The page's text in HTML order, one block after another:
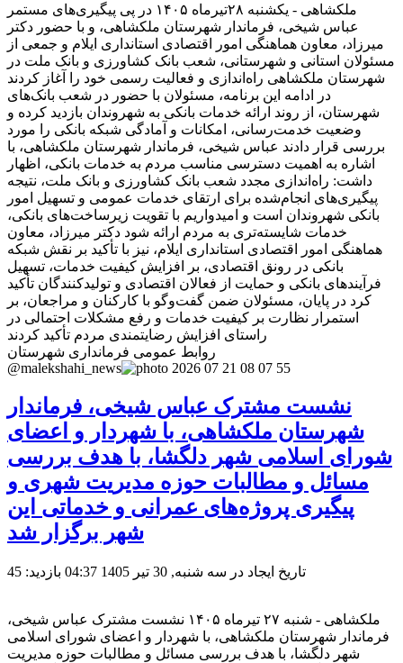
ملکشاهی - یکشنبه ۲۸تیرماه ۱۴۰۵ در پی پیگیری‌های مستمر
عباس شیخی، فرماندار شهرستان ملکشاهی، و با حضور دکتر
میرزاد، معاون هماهنگی امور اقتصادی استانداری ایلام و جمعی از
مسئولان استانی و شهرستانی، شعب بانک کشاورزی و بانک ملت در
شهرستان ملکشاهی راه‌اندازی و فعالیت رسمی خود را آغاز کردند
در ادامه این برنامه، مسئولان با حضور در شعب بانک‌های
شهرستان، از روند ارائه خدمات بانکی به شهروندان بازدید کرده و
وضعیت خدمت‌رسانی، امکانات و آمادگی شبکه بانکی را مورد
بررسی قرار دادند عباس شیخی، فرماندار شهرستان ملکشاهی، با
اشاره به اهمیت دسترسی مناسب مردم به خدمات بانکی، اظهار
داشت: راه‌اندازی مجدد شعب بانک کشاورزی و بانک ملت، نتیجه
پیگیری‌های انجام‌شده برای ارتقای خدمات عمومی و تسهیل امور
بانکی شهروندان است و امیدواریم با تقویت زیرساخت‌های بانکی،
خدمات شایسته‌تری به مردم ارائه شود دکتر میرزاد، معاون
هماهنگی امور اقتصادی استانداری ایلام، نیز با تأکید بر نقش شبکه
بانکی در رونق اقتصادی، بر افزایش کیفیت خدمات، تسهیل
فرآیندهای بانکی و حمایت از فعالان اقتصادی و تولیدکنندگان تأکید
کرد در پایان، مسئولان ضمن گفت‌وگو با کارکنان و مراجعان، بر
استمرار نظارت بر کیفیت خدمات و رفع مشکلات احتمالی در
راستای افزایش رضایتمندی مردم تأکید کردند
روابط عمومی فرمانداری شهرستان
@malekshahi_news
نشست مشترک عباس شیخی، فرماندار
شهرستان ملکشاهی، با شهردار و اعضای
شورای اسلامی شهر دلگشا، با هدف بررسی
مسائل و مطالبات حوزه مدیریت شهری و
پیگیری پروژه‌های عمرانی و خدماتی این
شهر برگزار شد
تاریخ ایجاد در سه شنبه, 30 تیر 1405 04:37 بازدید: 45
ملکشاهی - شنبه ۲۷ تیرماه ۱۴۰۵ نشست مشترک عباس شیخی،
فرماندار شهرستان ملکشاهی، با شهردار و اعضای شورای اسلامی
شهر دلگشا، با هدف بررسی مسائل و مطالبات حوزه مدیریت